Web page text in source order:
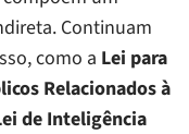
Continuam
como a Lei para
Relacionados à
de Inteligência